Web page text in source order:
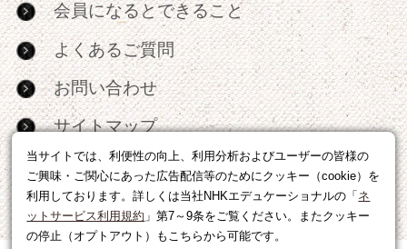
当サイトでは、利便性の向上、利用分析およびユーザーの皆様の
ご興味・ご関心にあった広告配信等のためにクッキー（cookie）を
利用しております。詳しくは当社NHKエデュケーショナルの「 ネ
ットサービス利用規約 」第7～9条をご覧ください。またクッキー
の停止（オプトアウト）もこちらから可能です。
会員になるとできること
よくあるご質問
お問い合わせ
サイトマップ
RSS
広告出稿・パートナーシップについて